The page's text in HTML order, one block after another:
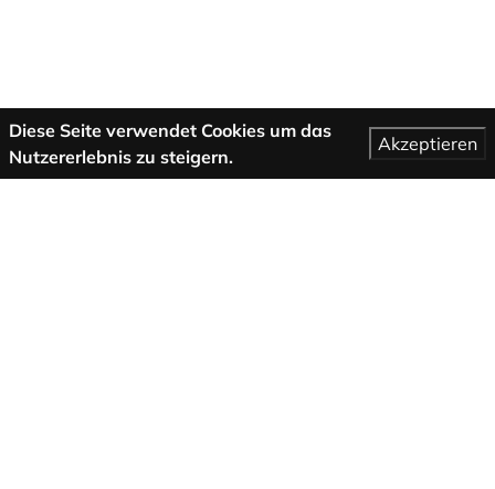
Diese Seite verwendet Cookies um das
Nutzererlebnis zu steigern.
Akzeptieren